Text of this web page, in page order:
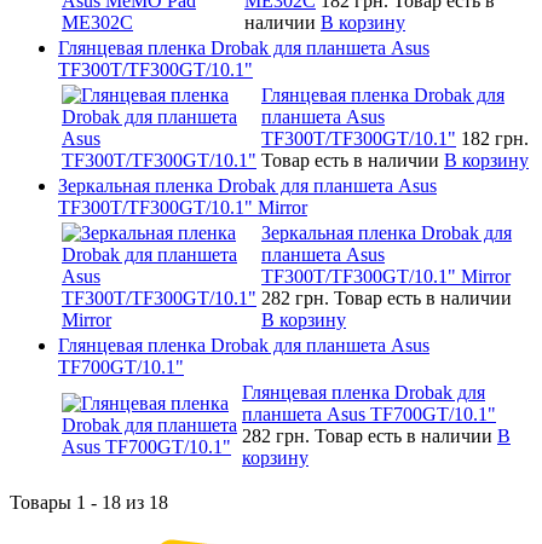
наличии В корзину
Глянцевая пленка Drobak для планшета Asus
TF300T/TF300GT/10.1"
Глянцевая пленка Drobak для
планшета Asus
TF300T/TF300GT/10.1" 182 грн.
Товар есть в наличии В корзину
Зеркальная пленка Drobak для планшета Asus
TF300T/TF300GT/10.1" Mirror
Зеркальная пленка Drobak для
планшета Asus
TF300T/TF300GT/10.1" Mirror
282 грн. Товар есть в наличии
В корзину
Глянцевая пленка Drobak для планшета Asus
TF700GT/10.1"
Глянцевая пленка Drobak для
планшета Asus TF700GT/10.1"
282 грн. Товар есть в наличии В
корзину
Товары 1 - 18 из 18